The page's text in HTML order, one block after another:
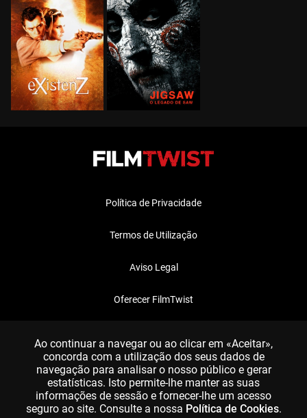
Política de Privacidade
Termos de Utilização
Aviso Legal
Oferecer FilmTwist
Ao continuar a navegar ou ao clicar em «Aceitar»,
concorda com a utilização dos seus dados de
navegação para analisar o nosso público e gerar
estatísticas. Isto permite-lhe manter as suas
informações de sessão e fornecer-lhe um acesso
seguro ao site. Consulte a nossa Política de Cookies.